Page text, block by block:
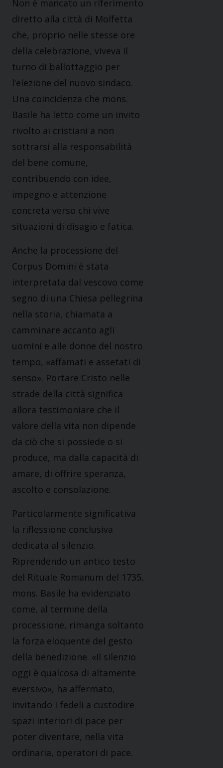
Non è mancato un riferimento
diretto alla città di Molfetta
che, proprio nelle stesse ore
della celebrazione, viveva il
turno di ballottaggio per
l’elezione del nuovo sindaco.
Una coincidenza che mons.
Basile ha letto come un invito
rivolto ai cristiani a non
sottrarsi alla responsabilità
del bene comune,
contribuendo con idee,
impegno e attenzione
concreta verso chi vive
situazioni di disagio e fatica.
Anche la processione del
Corpus Domini è stata
interpretata dal vescovo come
segno di una Chiesa pellegrina
nella storia, chiamata a
camminare accanto agli
uomini e alle donne del nostro
tempo, «affamati e assetati di
senso». Portare Cristo nelle
strade della città significa
allora testimoniare che il
valore della vita non dipende
da ciò che si possiede o si
produce, ma dalla capacità di
amare, di offrire speranza,
ascolto e consolazione.
Particolarmente significativa
la riflessione conclusiva
dedicata al silenzio.
Riprendendo un antico testo
del Rituale Romanum del 1735,
mons. Basile ha evidenziato
come, al termine della
processione, rimanga soltanto
la forza eloquente del gesto
della benedizione. «Il silenzio
oggi è qualcosa di altamente
eversivo», ha affermato,
invitando i fedeli a custodire
spazi interiori di pace per
poter diventare, nella vita
ordinaria, operatori di pace.